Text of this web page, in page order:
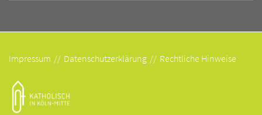
Impressum Datenschutzerklärung Rechtliche Hinweise